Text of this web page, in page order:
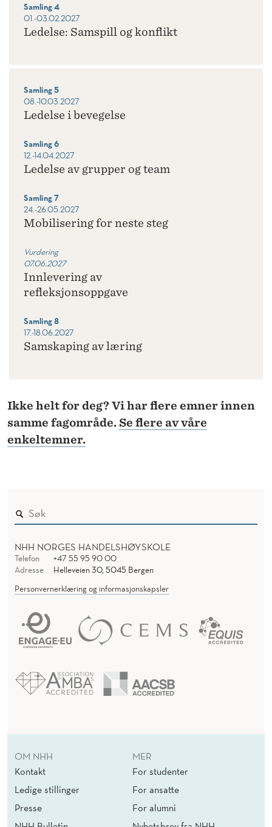
Samling 4
01.-03.02.2027
Ledelse: Samspill og konflikt
Samling 5
08.-10.03.2027
Ledelse i bevegelse
Samling 6
12.-14.04.2027
Ledelse av grupper og team
Samling 7
24.-26.05.2027
Mobilisering for neste steg
Vurdering
07.06.2027
Innlevering av
refleksjonsoppgave
Samling 8
17.-18.06.2027
Samskaping av læring
Ikke helt for deg? Vi har flere emner innen
samme fagområde. Se flere av våre
enkeltemner.
NHH NORGES HANDELSHØYSKOLE
Telefon
+47 55 95 90 00
Adresse
Helleveien 30, 5045 Bergen
Personvernerklæring og informasjonskapsler
OM NHH
Kontakt
Ledige stillinger
Presse
MER
For studenter
For ansatte
For alumni